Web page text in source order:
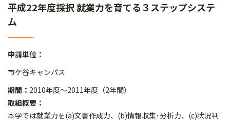
平成22年度採択 就業力を育てる３ステップシステ
ム
申請単位：
市ケ谷キャンパス
期間： 2010年度～2011年度（2年間）
取組概要：
本学では就業力を(a)文書作成力、(b)情報収集･分析力、(c)状況判